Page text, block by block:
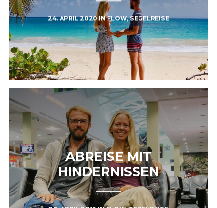
24. APRIL 2020INFLOW,SEGELREISE
ABREISE MIT
HINDERNISSEN